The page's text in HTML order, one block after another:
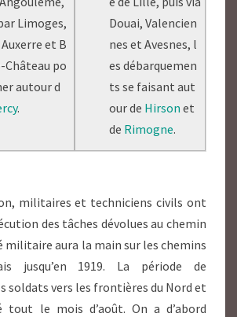
Limoges,
et B
po
autour d
.
Douai, Valencien
nes et Avesnes, l
es débarquemen
ts se faisant aut
our de Hirson et
de Rimogne.
militaires et techniciens civils ont
des tâches dévolues au chemin
militaire aura la main sur les chemins
jusqu’en 1919. La période de
soldats vers les frontières du Nord et
tout le mois d’août. On a d’abord